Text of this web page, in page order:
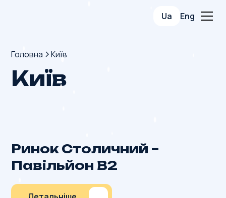
Ua Eng
Головна Київ
Київ
Ринок Столичний –
Павільйон В2